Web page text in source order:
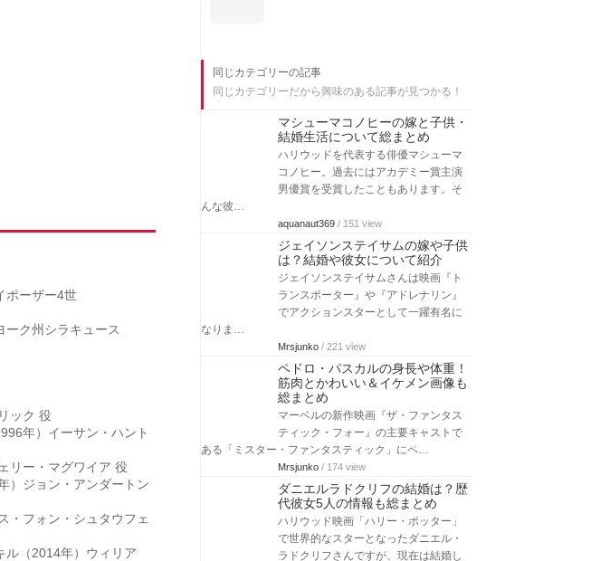
ポーザー4世
ーク州シラキュース
ック 役
年）イーサン・ハント
リー・マグワイア 役
）ジョン・アンダートン
・フォン・シュタウフェ
ル（2014年）ウィリア
同じカテゴリーの記事
同じカテゴリーだから興味のある記事が見つかる！
マシューマコノヒーの嫁と子供・
結婚生活について総まとめ
ハリウッドを代表する俳優マシューマ
コノヒー。過去にはアカデミー賞主演
男優賞を受賞したこともあります。そ
ジェイソンステイサムの嫁や子供
は？結婚や彼女について紹介
ジェイソンステイサムさんは映画『ト
ランスポーター』や『アドレナリン』